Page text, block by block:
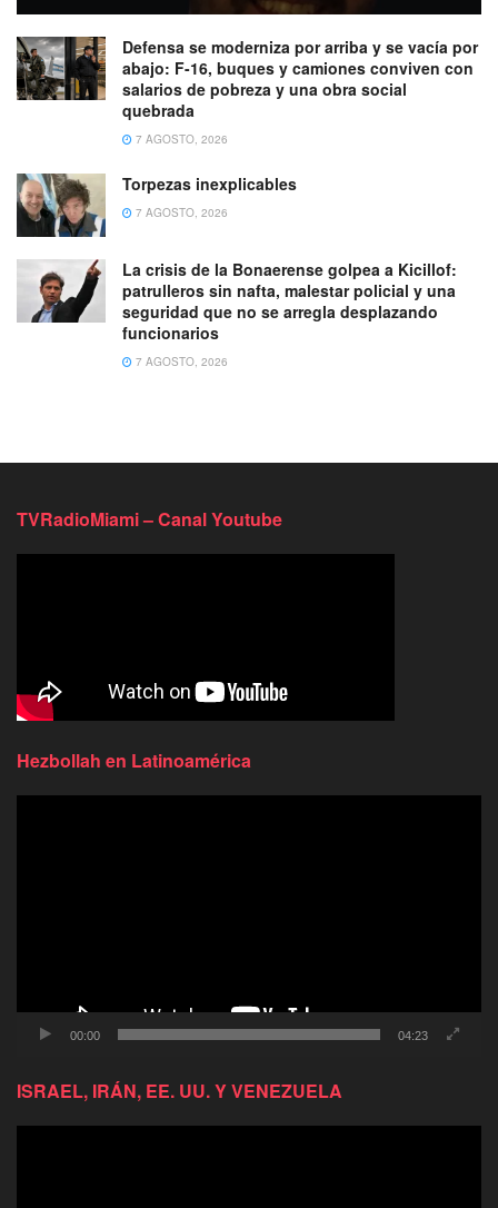
Defensa se moderniza por arriba y se vacía por
abajo: F-16, buques y camiones conviven con
salarios de pobreza y una obra social
quebrada
7 AGOSTO, 2026
Torpezas inexplicables
7 AGOSTO, 2026
La crisis de la Bonaerense golpea a Kicillof:
patrulleros sin nafta, malestar policial y una
seguridad que no se arregla desplazando
funcionarios
7 AGOSTO, 2026
TVRadioMiami – Canal Youtube
Hezbollah en Latinoamérica
00:00 04:23
ISRAEL, IRÁN, EE. UU. Y VENEZUELA